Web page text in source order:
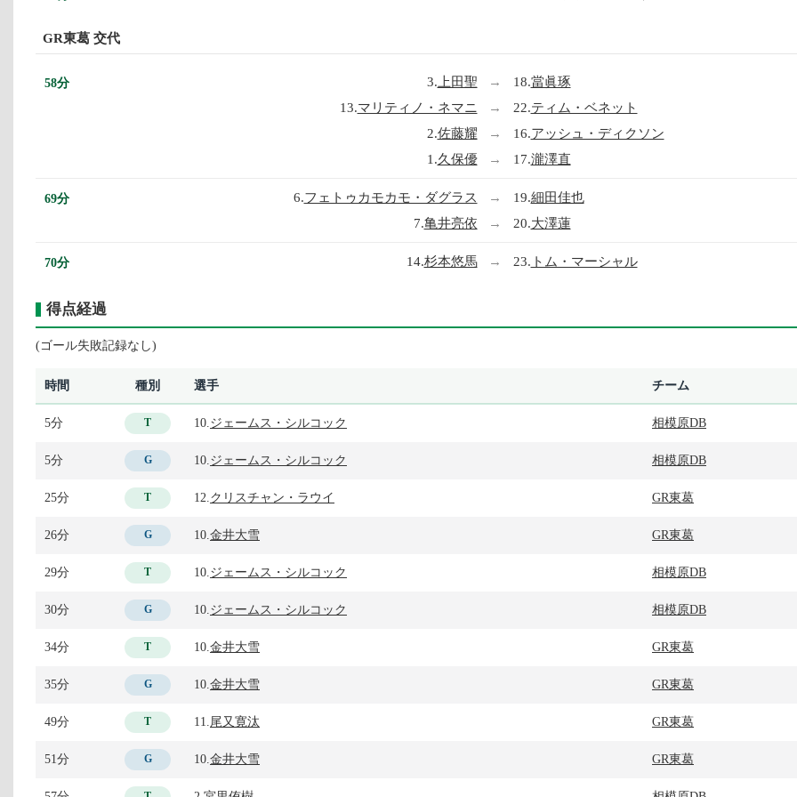
GR東葛 交代
58分 3. 上田聖 → 18.當眞琢
13.マリティノ・ネマニ → 22.ティム・ベネット
2.佐藤耀 → 16.アッシュ・ディクソン
1.久保優 → 17.瀧澤直
69分 6.フェトゥカモカモ・ダグラス → 19.細田佳也
7.亀井亮依 → 20.大澤蓮
70分 14.杉本悠馬 → 23. トム・マーシャル
得点経過
(ゴール失敗記録なし)
時間 種別 選手 チーム
5分 T 10. ジェームス・シルコック 相模原DB
5分 G 10. ジェームス・シルコック 相模原DB
25分 T 12. クリスチャン・ラウイ GR東葛
26分 G 10. 金井大雪 GR東葛
29分 T 10. ジェームス・シルコック 相模原DB
30分 G 10. ジェームス・シルコック 相模原DB
34分 T 10. 金井大雪 GR東葛
35分 G 10. 金井大雪 GR東葛
49分 T 11. 尾又寛汰 GR東葛
51分 G 10. 金井大雪 GR東葛